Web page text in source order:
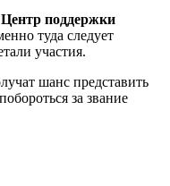
Центр поддержки
туда следует
участия.
шанс представить
за звание